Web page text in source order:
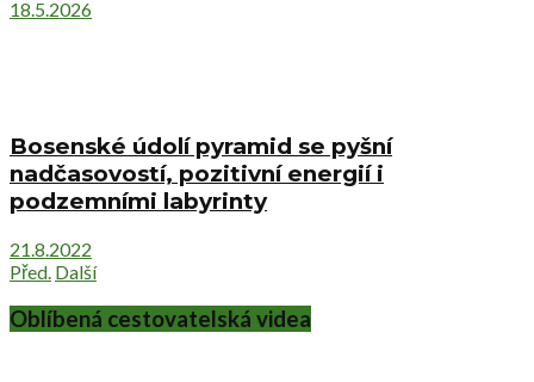
18.5.2026
Bosenské údolí pyramid se pyšní
nadčasovostí, pozitivní energií i
podzemními labyrinty
21.8.2022
Před. Další
Oblíbená cestovatelská videa